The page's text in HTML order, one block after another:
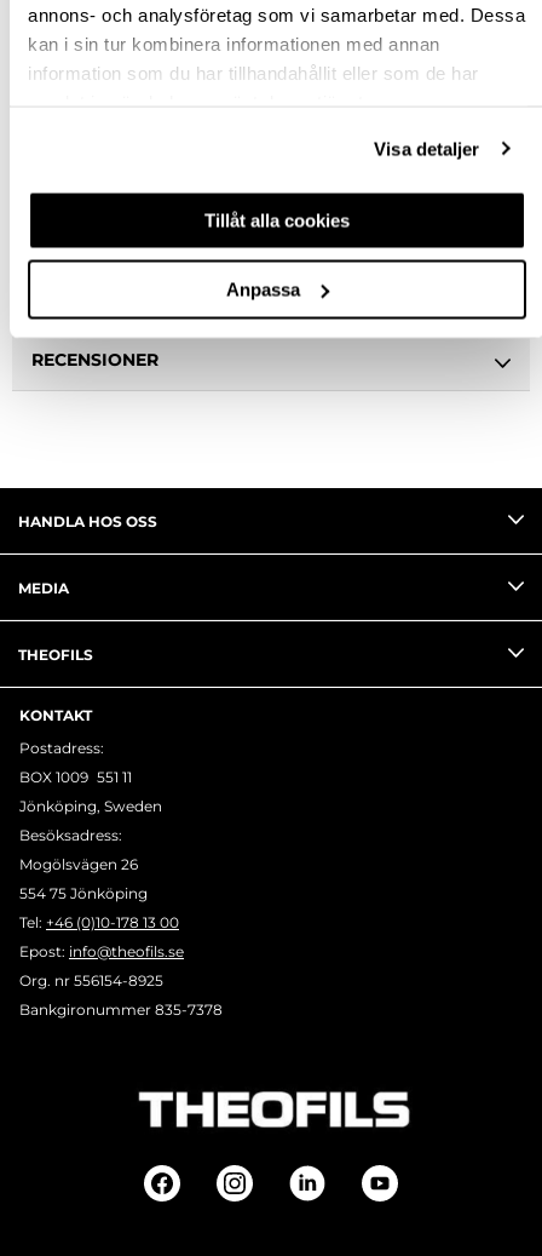
annons- och analysföretag som vi samarbetar med. Dessa
kan i sin tur kombinera informationen med annan
information som du har tillhandahållit eller som de har
Visa detaljer
Tillåt alla cookies
Anpassa
Snabba leveranser
Hämta i butik
Ledande leverantör i Sverige
RECENSIONER
HANDLA HOS OSS
MEDIA
THEOFILS
KONTAKT
Postadress:
BOX 1009 551 11
Jönköping, Sweden
Besöksadress:
Mogölsvägen 26
554 75 Jönköping
Tel: +46 (0)10-178 13 00
Epost: info@theofils.se
Org. nr 556154-8925
Bankgironummer 835-7378